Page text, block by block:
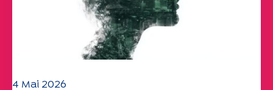
4 Mai 2026